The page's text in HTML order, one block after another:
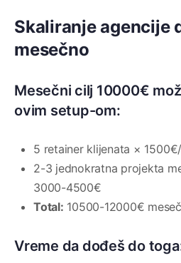
Skaliranje agencije
mesečno
Mesečni cilj 10000€
ovim setup-om:
5 retainer klijenata ×
2-3 jednokratna projekta
3000-4500€
Total: 10500-12000€
Vreme da dođeš do